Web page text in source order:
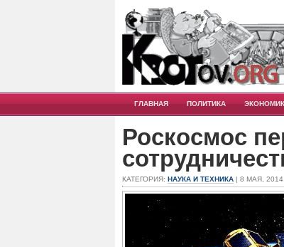
ГЛАВНАЯ ПОЛИТИКА
Роскосмос
КАТЕГОРИЯ: НАУКА И ТЕХНИКА | 8 МАЯ, 2014